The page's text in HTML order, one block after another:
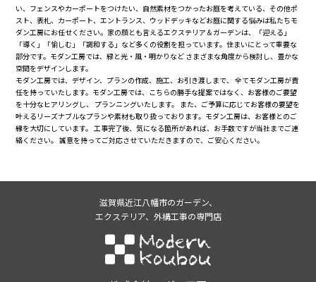
い、フェンスやカーポートをつけたい、自然素材をつかったお庭を考えている、その他ポ
スト、表札、カーポート、エントランス、ウッドデッキなどお庭に関する悩みは私たちモ
ダン工房にお任せください。家の顔とも言えるエクステリア＆ガーデンは、「迎える」
「導く」「愉しむ」「調和する」など多くの役割を担っています。住まいにとって重要な
部分です。モダン工房では、緑と光・風・明かりなど さまざまな角度から検討し、豊かな
空間をデザインします。
モダン工房では、デザイン、プランの作成、施工、お引き渡しまで、 全てモダン工房が責
任を持っていたします。モダン工房では、こちらの勝手な提案ではなく、お客様のご要望
を十分なヒアリングし、 プランニングいたします。 また、ご予算に応じてお客様の要望を
叶えるリーズナブルなプランや素材も取り扱っております。モダン工房は、お客様とのご
縁を大切にしています。 工事完了後、気になる箇所があれば、お手数ですが当社までご連
絡ください。 誠意を持ってご対応させていただきますので、ご安心ください。
滋賀県近江八幡市のガーデン、
エクステリア、外構工事の専門店